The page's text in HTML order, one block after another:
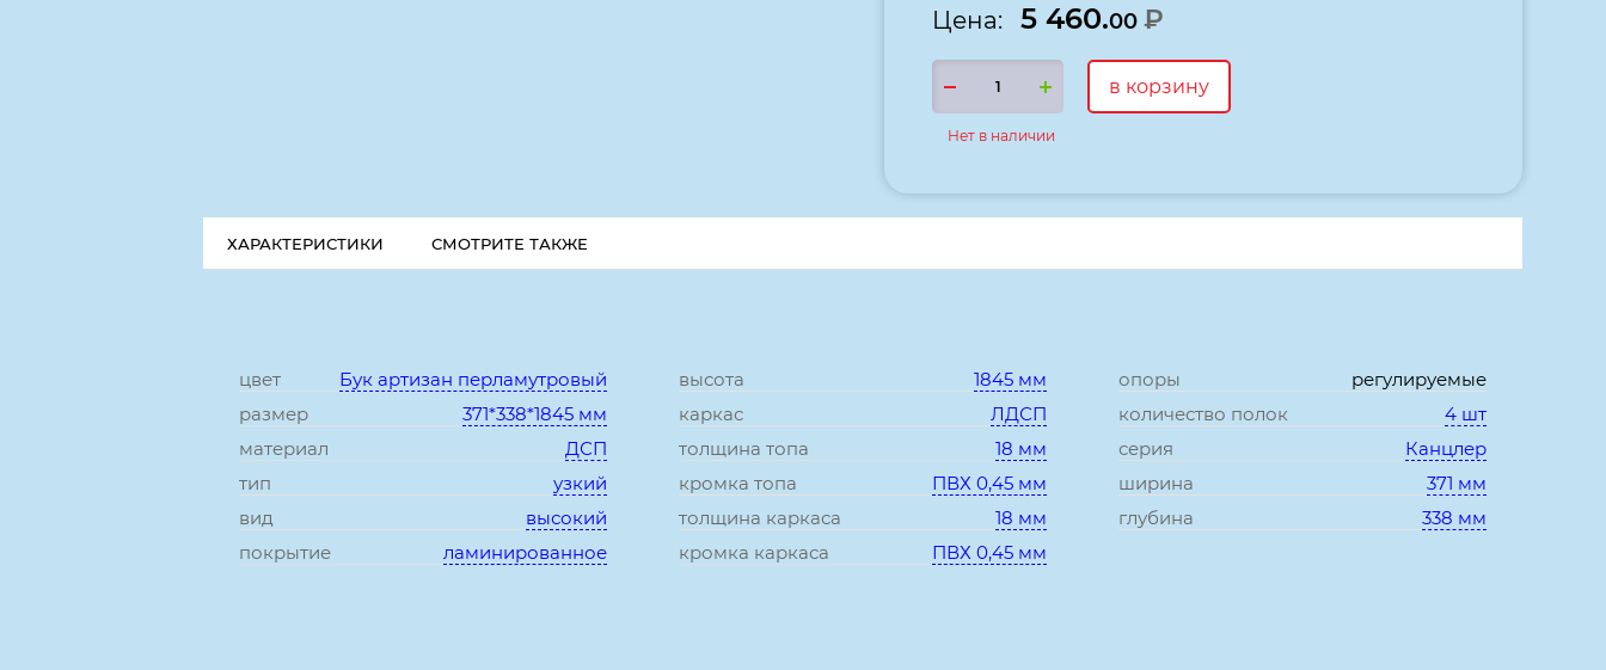
Цена: 5 460.00 ₽
в корзину
Нет в наличии
ХАРАКТЕРИСТИКИ СМОТРИТЕ ТАКЖЕ
цвет
Бук артизан перламутровый
размер
371*338*1845 мм
материал
ДСП
тип
узкий
вид
высокий
покрытие
ламинированное
высота
1845 мм
каркас
ЛДСП
толщина топа
18 мм
кромка топа
ПВХ 0,45 мм
толщина каркаса
18 мм
кромка каркаса
ПВХ 0,45 мм
опоры
регулируемые
количество полок
4 шт
серия
Канцлер
ширина
371 мм
глубина
338 мм